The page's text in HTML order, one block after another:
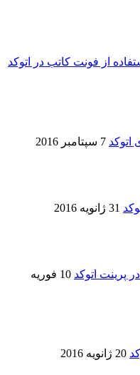
از فونت کاتب در اتوکد
اتوکد 7 سپتامبر 2016
31 ژانویه 2016
اتوکد
10 فوریه
20 ژانویه 2016